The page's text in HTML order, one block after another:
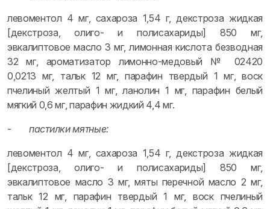
левоментол 4 мг, сахароза 1,54 г, декстроза жидкая
[декстроза, олиго- и полисахариды] 850 мг,
эвкалиптовое масло 3 мг, лимонная кислота безводная
32 мг, ароматизатор лимонно-медовый № 02420
0,0213 мг, тальк 12 мг, парафин твердый 1 мг, воск
пчелиный желтый 1 мг, ланолин 1 мг, парафин белый
мягкий 0,6 мг, парафин жидкий 4,4 мг.
-пастилки мятные:
левоментол 4 мг, сахароза 1,54 г, декстроза жидкая
[декстроза, олиго- и полисахариды] 850 мг,
эвкалиптовое масло 3 мг, мяты перечной масло 2 мг,
тальк 12 мг, парафин твердый 1 мг, воск пчелиный